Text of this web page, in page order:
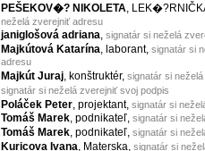
PEŠEKOV�? NIKOLETA ,
neželá zverejniť adresu
janiglošová adriana, signatár si neželá
Majkútová Katarína, laborant, signatár si
adresu
Majkút Juraj, konštruktér, signatár si
signatár si neželá zverejniť svoj podpis
Poláček Peter , projektant, signatár si
Tomáš Marek, podnikateľ, signatár si
Tomáš Marek, podnikateľ, signatár si
Kuricova Ivana, Materska, signatár si